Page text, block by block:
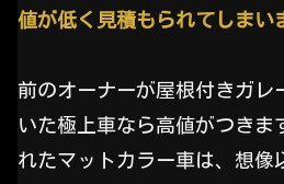
値が低く見積もられてしまい
前のオーナーが屋根付きガレ
いた極上車なら高値がつきま
れたマットカラー車は、想像